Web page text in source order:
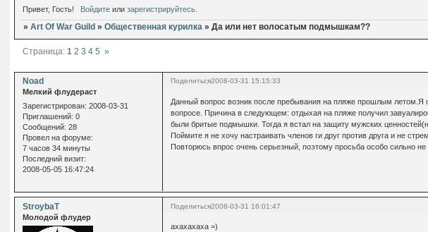
Привет, Гость! Войдитеили зарегистрируйтесь.
»Art Of War Guild »Общественная курилка »Да или нет волосатым подмышкам??
Страница: 1 2 3 4 5 »
Поделиться2008-03-31 15:15:33
Noad
Мелкий флудераст
Зарегистрирован: 2008-03-31
Приглашений: 0
Сообщений: 28
Провел на форуме:
7 часов 34 минуты
Последний визит:
2008-05-05 16:47:24
Данный вопрос возник после пребывания на пляже прошлым летом.Я
вопросе. Причина в следующем: отдыхая на пляже получил
были бритые подмышки. Тогда я встал на защиту мужских
Поймите я не хочу настраивать членов ги друг против друга и не
Повторюсь впрос очень серьезный, поэтому просьба особо сильно не
Поделиться2008-03-31 16:01:47
StroybaT
Молодой флудер
ахахахаха =)